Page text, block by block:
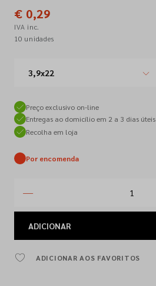
€ 0,29
IVA inc.
10 unidades
3,9x22
Preço exclusivo on-line
Entregas ao domicílio em 2 a 3 dias úteis
Recolha em loja
Por encomenda
ADICIONAR
ADICIONAR AOS FAVORITOS